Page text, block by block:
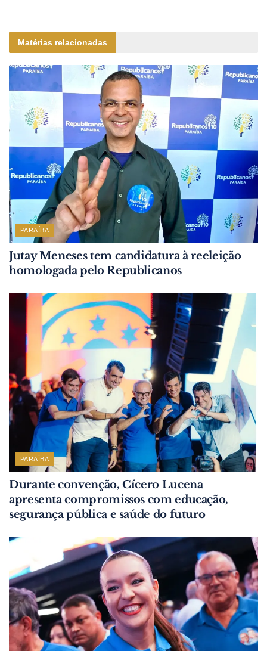
Matérias relacionadas
PARAÍBA
Jutay Meneses tem candidatura à reeleição
homologada pelo Republicanos
PARAÍBA
Durante convenção, Cícero Lucena
apresenta compromissos com educação,
segurança pública e saúde do futuro